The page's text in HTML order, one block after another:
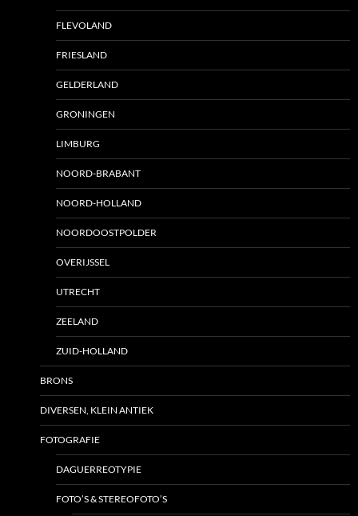
FLEVOLAND
FRIESLAND
GELDERLAND
GRONINGEN
LIMBURG
NOORD-BRABANT
NOORD-HOLLAND
NOORDOOSTPOLDER
OVERIJSSEL
UTRECHT
ZEELAND
ZUID-HOLLAND
BRONS
DIVERSEN, KLEIN ANTIEK
FOTOGRAFIE
DAGUERREOTYPIE
FOTO’S & STEREOFOTO’S